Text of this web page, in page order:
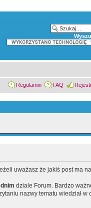
Regulamin FAQ
uważasz że jakiś post ma
dziale Forum. Bardzo
nazwy tematu wiedział w